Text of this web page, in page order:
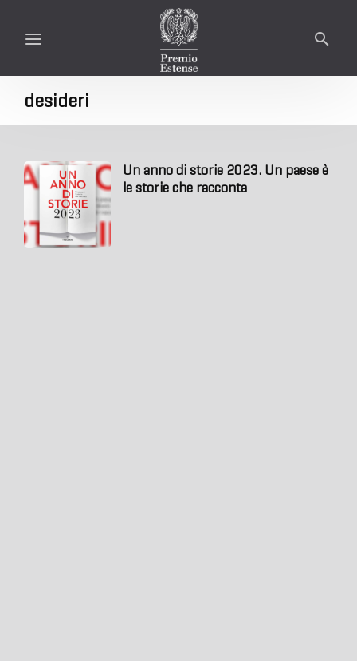
desideri
Un anno di storie 2023. Un paese è
le storie che racconta